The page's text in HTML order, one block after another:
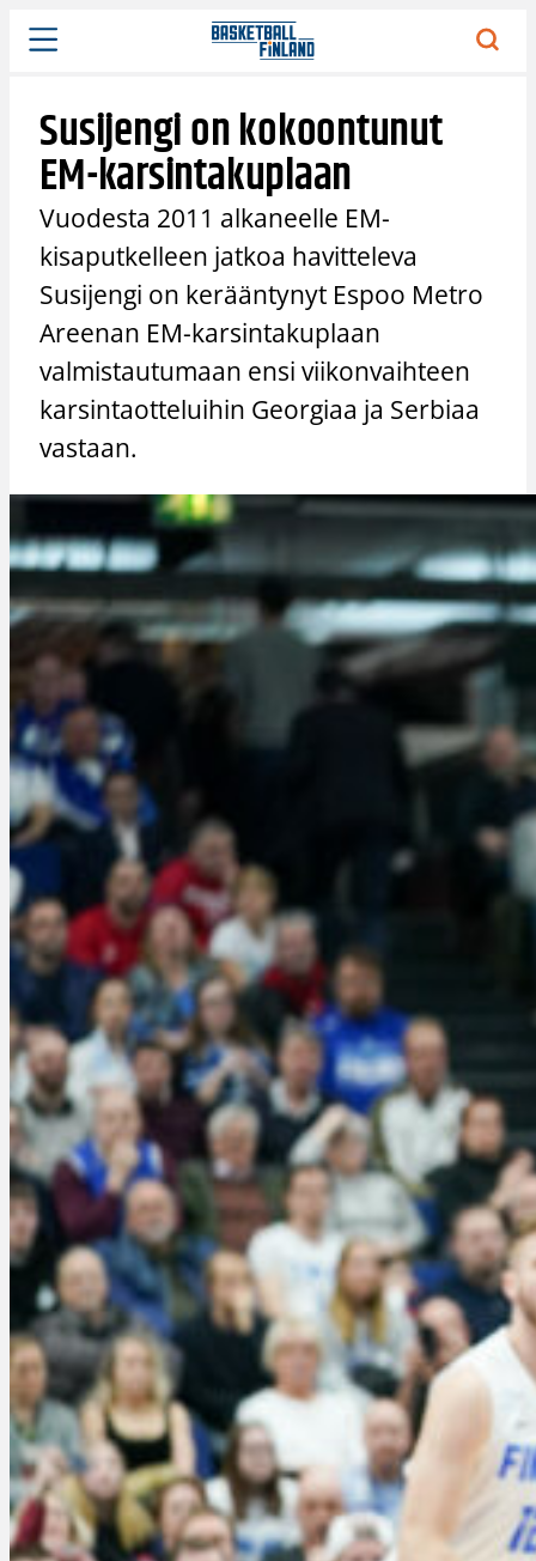
Siirry
sisältöön
Susijengi on kokoontunut
EM-karsintakuplaan
Vuodesta 2011 alkaneelle EM-
kisaputkelleen jatkoa havitteleva
Susijengi on kerääntynyt Espoo Metro
Areenan EM-karsintakuplaan
valmistautumaan ensi viikonvaihteen
karsintaotteluihin Georgiaa ja Serbiaa
vastaan.